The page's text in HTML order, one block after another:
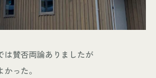
は賛否両論ありましたが
った。